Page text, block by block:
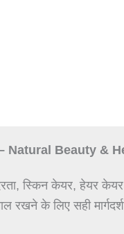
Natural Beauty &
स्किन केयर, हेयर
के लिए सही